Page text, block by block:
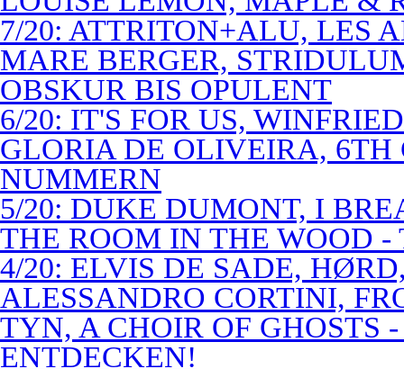
7/20: ATTRITON+ALU, LES
MARE BERGER,
OBSKUR BIS OPULENT
6/20: IT'S FOR US,
GLORIA DE OLIVEIRA, 6TH
NUMMERN
5/20: DUKE DUMONT, I
THE ROOM IN THE WOOD
4/20: ELVIS DE SADE,
ALESSANDRO CORTINI,
TYN, A CHOIR OF GHOSTS
ENTDECKEN!